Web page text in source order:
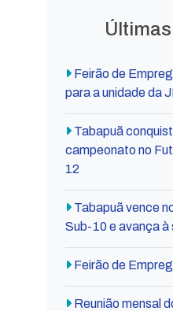
Feirão de
para a unidade da
Tabapuã
campeonato no
12
Tabapuã vence
Sub-10 e avança à
Feirão de
Reunião mensal